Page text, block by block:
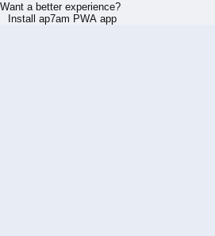
Want a better experience?
Install ap7am PWA app